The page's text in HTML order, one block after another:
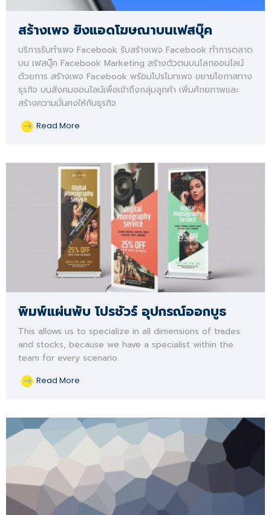
สร้างเพจ ยิงแอดโฆษณาบนเฟสบุ๊ค
บริการรับทำเพจ Facebook รับสร้างเพจ Facebook ทำการตลาด
บน เฟสบุ๊ค Facebook Marketing สร้างตัวตนบนโลกออนไลน์
ด้วยการ สร้างเพจ Facebook พร้อมโปรโมทเพจ ขยายโอกาสทาง
ธุรกิจ บนสังคมออนไลน์เพื่อเข้าถึงกลุ่มลูกค้า เพิ่มศักยภาพและ
สร้างความมั่นคงให้กับธุรกิจ
Read More
พิมพ์แผ่นพับ โปรชัวร์ อุปกรณ์ออกบูธ
This allows us to specialize in all dimensions of trades
and stocks, because we have a specialist within the
team for every scenario.
Read More